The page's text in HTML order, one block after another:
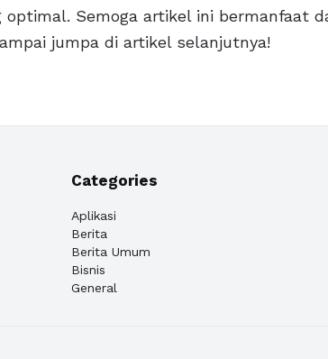
Semoga artikel ini bermanfaat
jumpa di artikel selanjutnya!
Categories
Aplikasi
Berita
Berita Umum
Bisnis
General